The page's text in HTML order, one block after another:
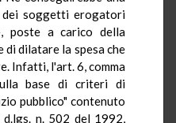
dei soggetti erogatori
poste a carico della
di dilatare la spesa che
Infatti, l'art. 6, comma
base di criteri di
pubblico" contenuto
n. 502 del 1992,